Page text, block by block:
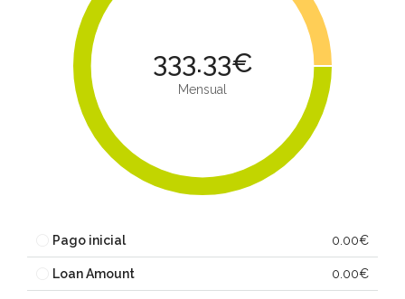
333.33€
Mensual
Pago inicial 0.00€
Loan Amount 0.00€